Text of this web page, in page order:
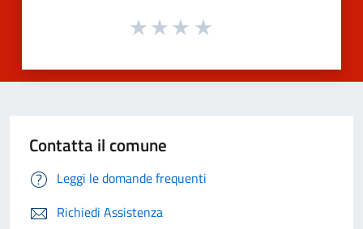
Contatta il comune
Leggi le domande frequenti
Richiedi Assistenza